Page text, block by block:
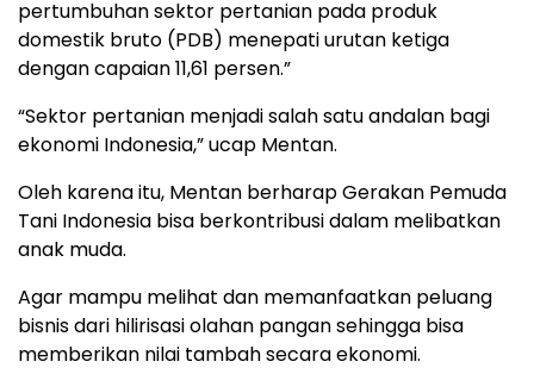
pertumbuhan sektor pertanian pada produk
domestik bruto (PDB) menepati urutan ketiga
dengan capaian 11,61 persen.”
“Sektor pertanian menjadi salah satu andalan bagi
ekonomi Indonesia,” ucap Mentan.
Oleh karena itu, Mentan berharap Gerakan Pemuda
Tani Indonesia bisa berkontribusi dalam melibatkan
anak muda.
Agar mampu melihat dan memanfaatkan peluang
bisnis dari hilirisasi olahan pangan sehingga bisa
memberikan nilai tambah secara ekonomi.